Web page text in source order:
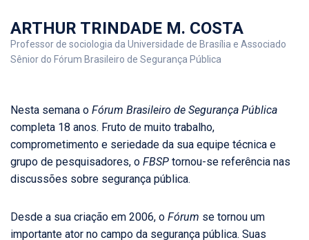
ARTHUR TRINDADE M. COSTA
Professor de sociologia da Universidade de Brasília e Associado
Sênior do Fórum Brasileiro de Segurança Pública
Nesta semana o Fórum Brasileiro de Segurança Pública
completa 18 anos. Fruto de muito trabalho,
comprometimento e seriedade da sua equipe técnica e
grupo de pesquisadores, o FBSP tornou-se referência nas
discussões sobre segurança pública.
Desde a sua criação em 2006, o Fórum se tornou um
importante ator no campo da segurança pública. Suas